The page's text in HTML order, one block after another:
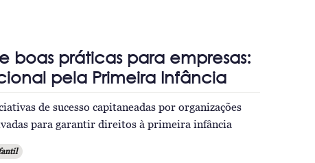
boas práticas para empresas:
pela Primeira Infância
de sucesso capitaneadas por organizações
para garantir direitos à primeira infância